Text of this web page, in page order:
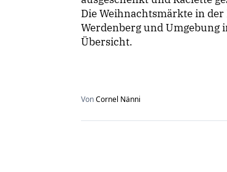
Die Weihnachtsmärkte in der
Werdenberg und Umgebung
Übersicht.
VonCornel Nänni